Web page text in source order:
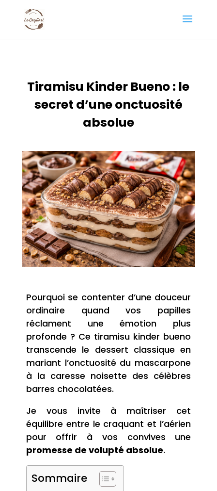
Tiramisu Kinder Bueno : le
secret d’une onctuosité
absolue
Pourquoi se contenter d’une douceur
ordinaire quand vos papilles
réclament une émotion plus
profonde ? Ce tiramisu kinder bueno
transcende le dessert classique en
mariant l’onctuosité du mascarpone
à la caresse noisette des célèbres
barres chocolatées.
Je vous invite à maîtriser cet
équilibre entre le craquant et l’aérien
pour offrir à vos convives une
promesse de volupté absolue.
Sommaire